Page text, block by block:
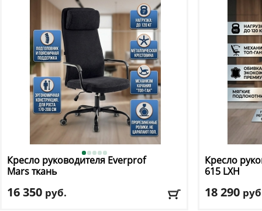
Доставка:
БЕСПЛАТНО, 2-3 дня
Доставка:
Кресло руководителя Everprof
Mars ткань
16 350 руб.
Кресло
615 LXH
18 290